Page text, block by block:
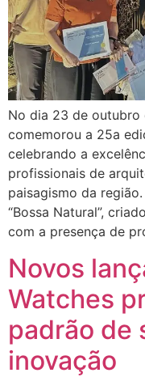
No dia 23 de outubro
comemorou a 25a
celebrando a
profissionais de
paisagismo da
“Bossa Natural”,
com a presença de
Novos
Watches
padrão de
inovação